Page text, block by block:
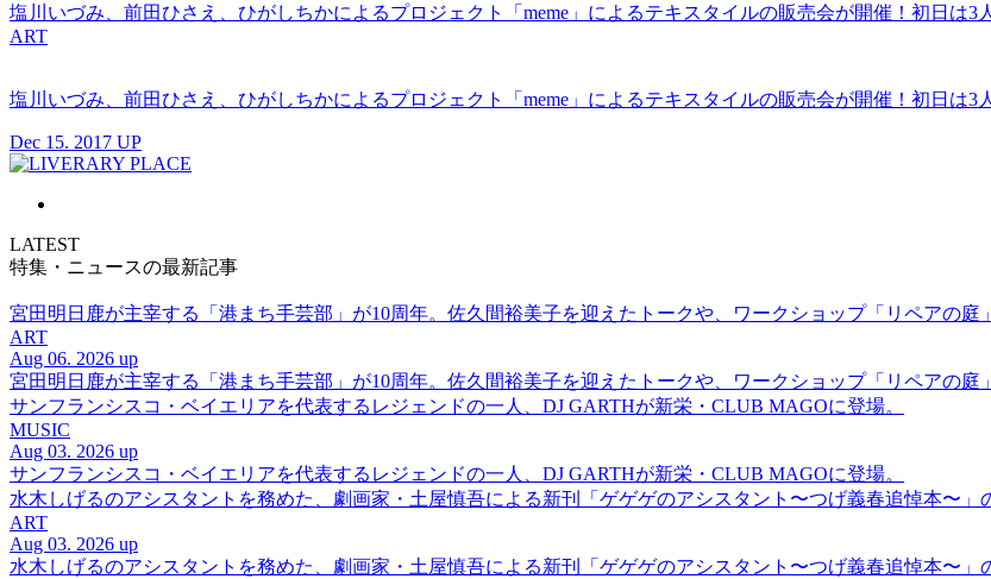
塩川いづみ、前田ひさえ、ひがしちかによるプロジェクト「meme」によるテキスタイルの販売会が開催！初日は3
ART
塩川いづみ、前田ひさえ、ひがしちかによるプロジェクト「meme」によるテキスタイルの販売会が開催！初日は3
Dec 15. 2017 UP
LATEST
特集・ニュースの最新記事
宮田明日鹿が主宰する「港まち手芸部」が10周年。佐久間裕美子を迎えたトークや、ワークショップ「リペアの庭
ART
Aug 06. 2026 up
宮田明日鹿が主宰する「港まち手芸部」が10周年。佐久間裕美子を迎えたトークや、ワークショップ「リペアの庭
サンフランシスコ・ベイエリアを代表するレジェンドの一人、DJ GARTHが新栄・CLUB MAGOに登場。
MUSIC
Aug 03. 2026 up
サンフランシスコ・ベイエリアを代表するレジェンドの一人、DJ GARTHが新栄・CLUB MAGOに登場。
水木しげるのアシスタントを務めた、劇画家・土屋慎吾による新刊「ゲゲゲのアシスタント〜つげ義春追悼本〜
ART
Aug 03. 2026 up
水木しげるのアシスタントを務めた、劇画家・土屋慎吾による新刊「ゲゲゲのアシスタント〜つげ義春追悼本〜